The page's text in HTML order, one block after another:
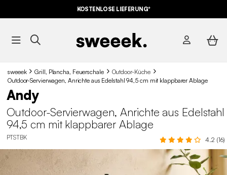
KOSTENLOSE LIEFERUNG*
sweeek Grill, Plancha, Feuerschale
Outdoor-Küche
Outdoor-Servierwagen, Anrichte aus Edelstahl 94,5 cm mit klappbarer Ablage
Andy
Outdoor-Servierwagen, Anrichte aus Edelstahl
94,5 cm mit klappbarer Ablage
PTSTBK 4.2 (16)